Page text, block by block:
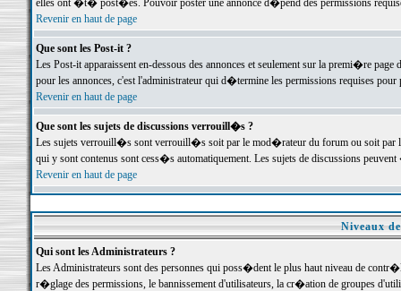
elles ont �t� post�es. Pouvoir poster une annonce d�pend des permissions
Revenir en haut de page
Que sont les Post-it ?
Les Post-it apparaissent en-dessous des annonces et seulement sur la premi�re
pour les annonces, c'est l'administrateur qui d�termine les permissions requises pour
Revenir en haut de page
Que sont les sujets de discussions verrouill�s ?
Les sujets verrouill�s sont verrouill�s soit par le mod�rateur du forum ou soit par
qui y sont contenus sont cess�s automatiquement. Les sujets de discussions
Revenir en haut de page
Niveaux
Qui sont les Administrateurs ?
Les Administrateurs sont des personnes qui poss�dent le plus haut niveau de
r�glage des permissions, le bannissement d'utilisateurs, la cr�ation de groupes